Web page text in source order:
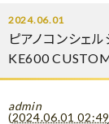
2024.06.01
ピアノコンシェ
KE600
admin
(2024.06.01 02:49